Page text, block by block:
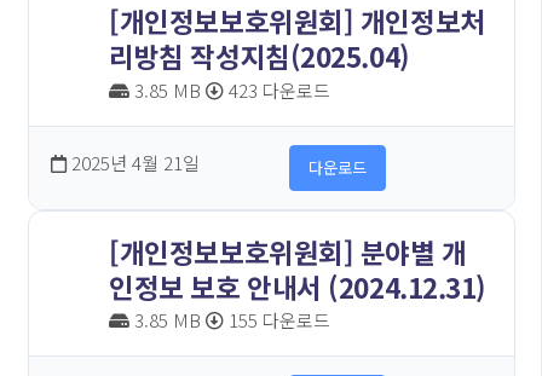
[개인정보보호위원회] 개인정보처
리방침 작성지침(2025.04)
3.85 MB 423 다운로드
2025년 4월 21일 다운로드
[개인정보보호위원회] 분야별 개
인정보 보호 안내서 (2024.12.31)
3.85 MB 155 다운로드